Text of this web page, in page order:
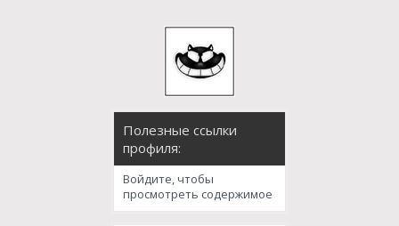
Полезные ссылки
профиля:
Войдите, чтобы
просмотреть содержимое